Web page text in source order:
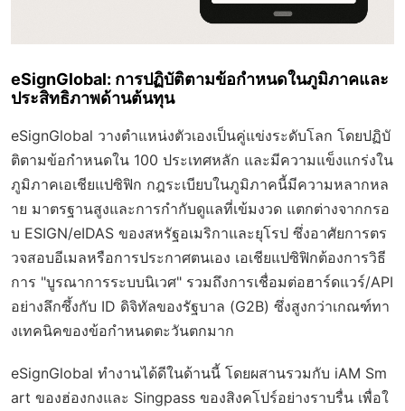
eSignGlobal: การปฏิบัติตามข้อกำหนดในภูมิภาคและ
ประสิทธิภาพด้านต้นทุน
eSignGlobal วางตำแหน่งตัวเองเป็นคู่แข่งระดับโลก โดยปฏิบั
ติตามข้อกำหนดใน 100 ประเทศหลัก และมีความแข็งแกร่งใน
ภูมิภาคเอเชียแปซิฟิก กฎระเบียบในภูมิภาคนี้มีความหลากหล
าย มาตรฐานสูงและการกำกับดูแลที่เข้มงวด แตกต่างจากกรอ
บ ESIGN/eIDAS ของสหรัฐอเมริกาและยุโรป ซึ่งอาศัยการตร
วจสอบอีเมลหรือการประกาศตนเอง เอเชียแปซิฟิกต้องการวิธี
การ "บูรณาการระบบนิเวศ" รวมถึงการเชื่อมต่อฮาร์ดแวร์/API
อย่างลึกซึ้งกับ ID ดิจิทัลของรัฐบาล (G2B) ซึ่งสูงกว่าเกณฑ์ทา
งเทคนิคของข้อกำหนดตะวันตกมาก
eSignGlobal ทำงานได้ดีในด้านนี้ โดยผสานรวมกับ iAM Sm
art ของฮ่องกงและ Singpass ของสิงคโปร์อย่างราบรื่น เพื่อใ